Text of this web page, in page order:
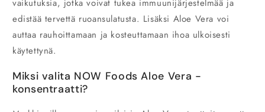
vaikutuksia, jotka voivat tukea immuunijärjestelmää ja
edistää tervettä ruoansulatusta. Lisäksi Aloe Vera voi
auttaa rauhoittamaan ja kosteuttamaan ihoa ulkoisesti
käytettynä.
Miksi valita NOW Foods Aloe Vera -
konsentraatti?